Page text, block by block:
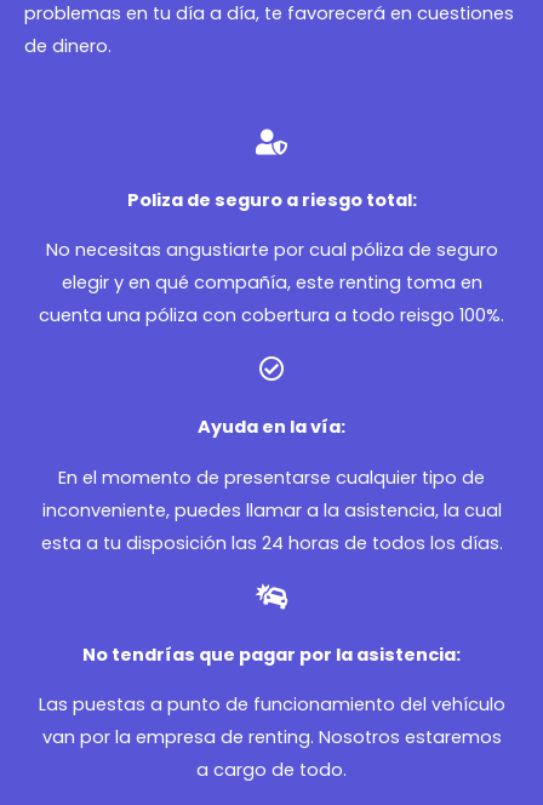
problemas en tu día a día, te favorecerá en cuestiones
de dinero.
Poliza de seguro a riesgo total:
No necesitas angustiarte por cual póliza de seguro
elegir y en qué compañía, este renting toma en
cuenta una póliza con cobertura a todo reisgo 100%.
Ayuda en la vía:
En el momento de presentarse cualquier tipo de
inconveniente, puedes llamar a la asistencia, la cual
esta a tu disposición las 24 horas de todos los días.
No tendrías que pagar por la asistencia:
Las puestas a punto de funcionamiento del vehículo
van por la empresa de renting. Nosotros estaremos
a cargo de todo.